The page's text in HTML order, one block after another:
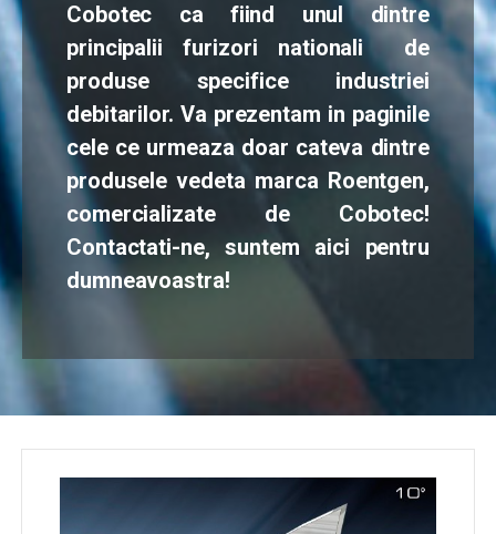
Cobotec ca fiind unul dintre
principalii furizori nationali de
produse specifice industriei
debitarilor. Va prezentam in paginile
cele ce urmeaza doar cateva dintre
produsele vedeta marca Roentgen,
comercializate de Cobotec!
Contactati-ne, suntem aici pentru
dumneavoastra!